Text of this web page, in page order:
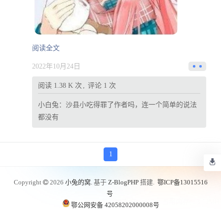
阅读全文
2022年10月24日
阅读 1.38 K 次 评论 1 次
小白兔： 沙县小吃得罪了作者吗，连一个简单的说法
都没有
1
Copyright 2026 小兔的窝. 基于 Z-BlogPHP 搭建. 鄂ICP备13015516
号
鄂公网安备 42058202000008号
数据库查询：9 次，